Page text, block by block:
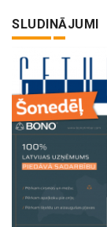
SLUDINĀJUMI